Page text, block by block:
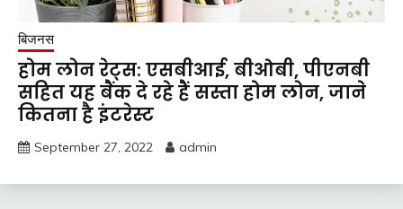
बिजनस
होम लोन रेट्स: एसबीआई, बीओबी, पीएनबी
सहित यह बैंक दे रहे हैं सस्ता होम लोन, जाने
कितना है इंटरेस्ट
September 27, 2022 admin